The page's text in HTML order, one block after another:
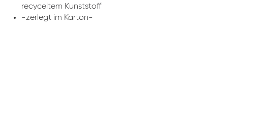
recyceltem Kunststoff
-zerlegt im Karton-